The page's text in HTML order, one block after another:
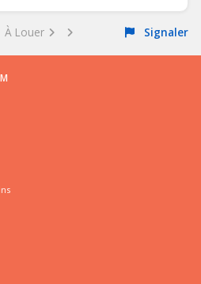
À Louer Signaler